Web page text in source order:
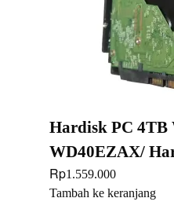
Hardisk PC 4TB
WD40EZAX/
Rp1.559.000
Tambah ke keranjang